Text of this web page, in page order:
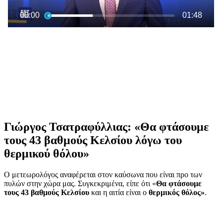
Γιώργος Τσατραφύλλιας: «Θα φτάσουμε
τους 43 βαθμούς Κελσίου λόγω του
θερμικού θόλου»
Ο μετεωρολόγος αναφέρεται στον καύσωνα που είναι προ των
πυλών στην χώρα μας. Συγκεκριμένα, είπε ότι «Θα φτάσουμε
τους 43 βαθμούς Κελσίου και η αιτία είναι ο θερμικός θόλος».